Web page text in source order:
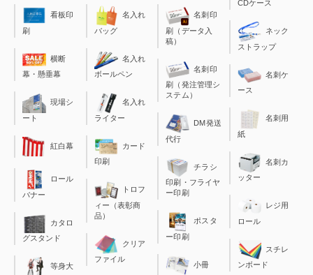
看板印
刷
横断
幕・懸垂幕
現場シ
ート
紅白幕
ロール
バナー
カタロ
グスタンド
等身大
名入れ
バッグ
名入れ
ボールペン
名入れ
ライター
カード
印刷
トロフ
ィー（表彰商
品）
クリア
ファイル
名刺印
刷（データ入
稿）
名刺印
刷（発注管理シ
ステム）
DM発送
代行
チラシ
印刷・フライヤ
ー印刷
ポスタ
ー印刷
小冊
CDケース
ネック
ストラップ
名刺ケ
ース
名刺用
紙
名刺カ
ッター
レジ用
ロール
スチレ
ンボード